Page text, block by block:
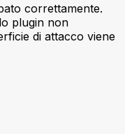
correttamente.
plugin non
di attacco viene